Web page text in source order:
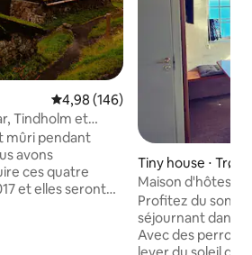
Évaluation moyenne sur la
4,98 (146)
Tindholm et
mûri pendant
avons
ces quatre
et elles seront
Tiny house ⋅
Maison d'hôtes
Profitez du son
séjournant dans
Avec des